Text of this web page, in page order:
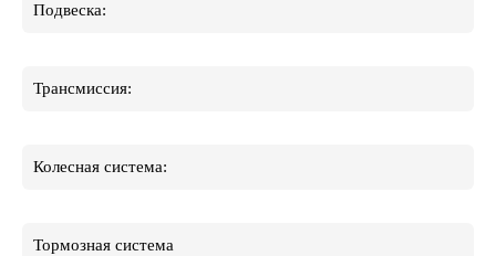
Подвеска:
Трансмиссия:
Колесная система:
Тормозная система